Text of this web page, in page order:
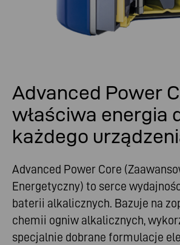
Advanced Power
właściwa energia
każdego
Advanced Power Core
Energetyczny) to serce
baterii alkalicznych. Bazuje na
chemii ogniw alkalicznych,
specjalnie dobrane formulacje